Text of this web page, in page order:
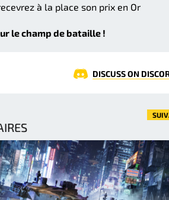
à la place son prix en Or
le champ de bataille !
DISCUSS ON